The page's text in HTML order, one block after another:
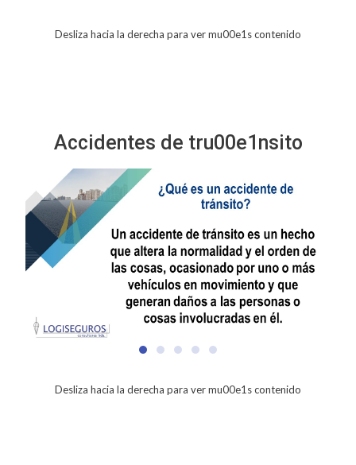
Desliza hacia la derecha para ver mu00e1s contenido
Accidentes de tru00e1nsito
Desliza hacia la derecha para ver mu00e1s contenido